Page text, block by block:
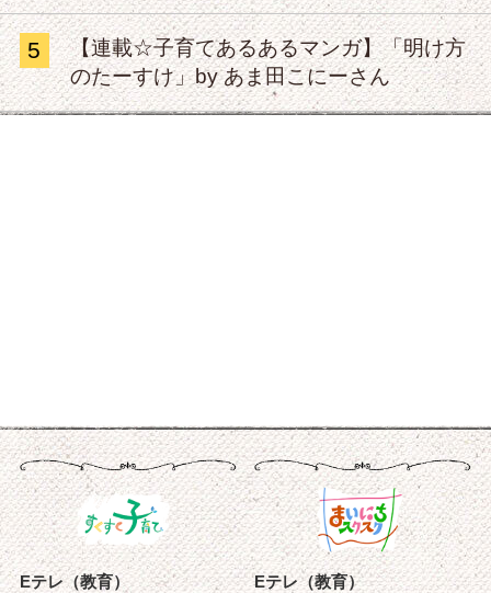
5
【連載☆子育てあるあるマンガ】「明け方
のたーすけ」by あま田こにーさん
Eテレ（教育） Eテレ（教育）